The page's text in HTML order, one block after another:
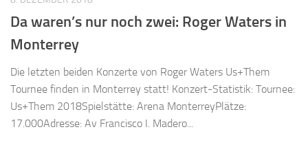
Da waren’s nur noch zwei: Roger Waters in
Monterrey
Die letzten beiden Konzerte von Roger Waters Us+Them
Tournee finden in Monterrey statt! Konzert-Statistik: Tournee:
Us+Them 2018Spielstätte: Arena MonterreyPlätze:
17.000Adresse: Av Francisco I. Madero...